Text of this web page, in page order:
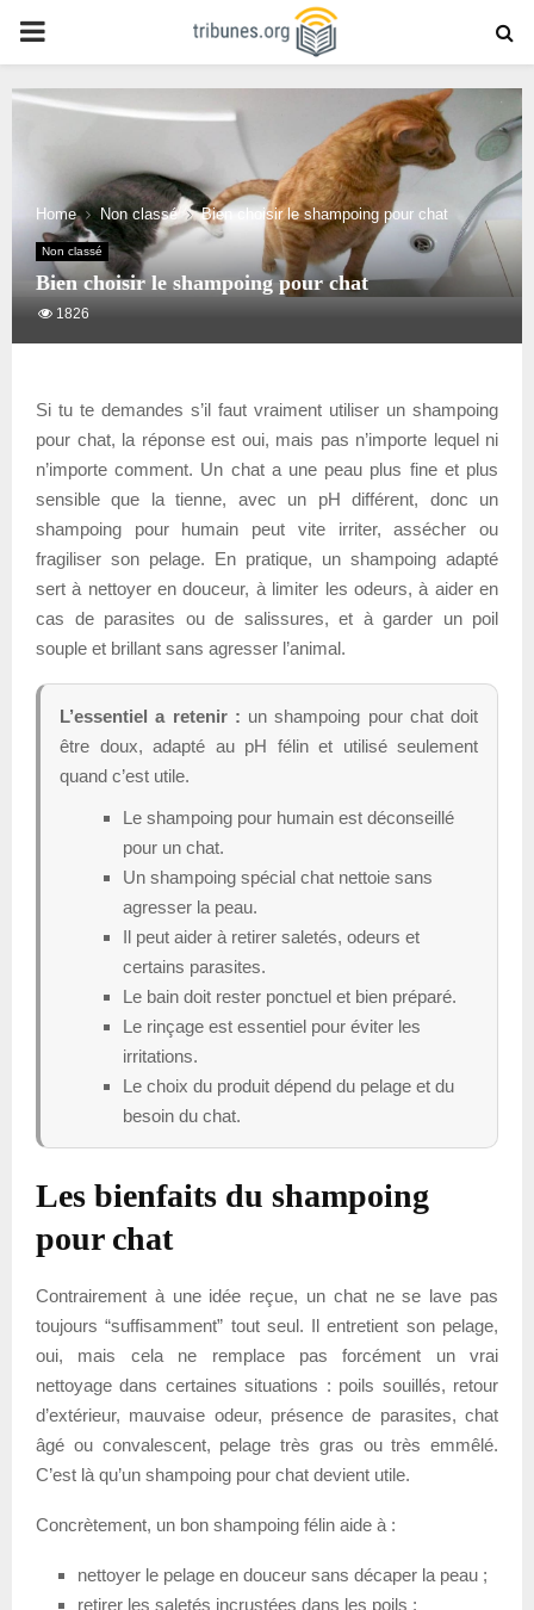
PRIMARY
MENU
Home Non classé Bien choisir le shampoing pour chat
Non classé
Bien choisir le shampoing pour chat
1826
Si tu te demandes s’il faut vraiment utiliser un shampoing
pour chat, la réponse est oui, mais pas n’importe lequel ni
n’importe comment. Un chat a une peau plus fine et plus
sensible que la tienne, avec un pH différent, donc un
shampoing pour humain peut vite irriter, assécher ou
fragiliser son pelage. En pratique, un shampoing adapté
sert à nettoyer en douceur, à limiter les odeurs, à aider en
cas de parasites ou de salissures, et à garder un poil
souple et brillant sans agresser l’animal.
L’essentiel a retenir : un shampoing pour chat doit
être doux, adapté au pH félin et utilisé seulement
quand c’est utile.
Le shampoing pour humain est déconseillé
pour un chat.
Un shampoing spécial chat nettoie sans
agresser la peau.
Il peut aider à retirer saletés, odeurs et
certains parasites.
Le bain doit rester ponctuel et bien préparé.
Le rinçage est essentiel pour éviter les
irritations.
Le choix du produit dépend du pelage et du
besoin du chat.
Les bienfaits du shampoing
pour chat
Contrairement à une idée reçue, un chat ne se lave pas
toujours “suffisamment” tout seul. Il entretient son pelage,
oui, mais cela ne remplace pas forcément un vrai
nettoyage dans certaines situations : poils souillés, retour
d’extérieur, mauvaise odeur, présence de parasites, chat
âgé ou convalescent, pelage très gras ou très emmêlé.
C’est là qu’un shampoing pour chat devient utile.
Concrètement, un bon shampoing félin aide à :
nettoyer le pelage en douceur sans décaper la peau ;
retirer les saletés incrustées dans les poils ;